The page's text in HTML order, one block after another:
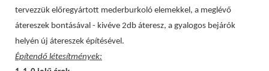
tervezzük előregyártott mederburkoló elemekkel, a meglévő
átereszek bontásával - kivéve 2db áteresz, a gyalogos bejárók
helyén új átereszek építésével.
Építendő létesítmények: